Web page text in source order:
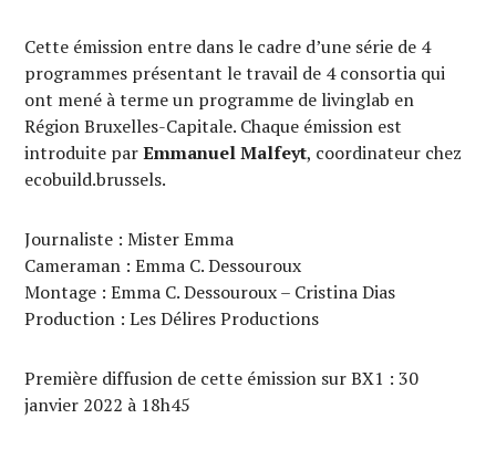
Cette émission entre dans le cadre d’une série de 4
programmes présentant le travail de 4 consortia qui
ont mené à terme un programme de livinglab en
Région Bruxelles-Capitale. Chaque émission est
introduite parEmmanuel Malfeyt, coordinateur chez
ecobuild.brussels.
Journaliste : Mister Emma
Cameraman : Emma C. Dessouroux
Montage : Emma C. Dessouroux – Cristina Dias
Production : Les Délires Productions
Première diffusion de cette émission sur BX1 : 30
janvier 2022 à 18h45